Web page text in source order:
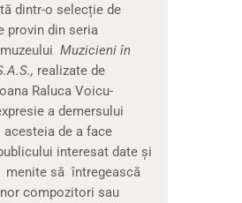
dintr-o selecție de
provin din seria
Muzicieni în
realizate de
Raluca Voicu-
a demersului
de a face
interesat date și
menite să întregească
compozitori sau